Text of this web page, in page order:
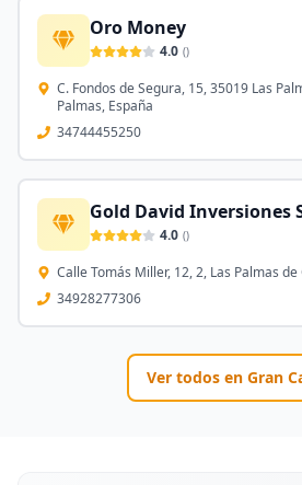
Oro Money
4.0 ()
C. Fondos de Segura, 15, 35019 Las
Palmas, España
34744455250
Gold David Inversiones
4.0 ()
Calle Tomás Miller, 12, 2, Las Palmas
34928277306
Ver todos en Gran